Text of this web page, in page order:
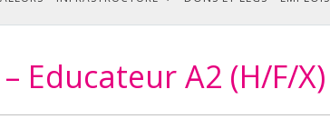
Educateur A2 (H/F/X)